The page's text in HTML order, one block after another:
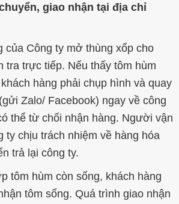
giao nhận tại địa chỉ
của Công ty mở thùng xốp cho
tra trực tiếp. Nếu thấy tôm hùm
hàng phải chụp hình và quay
Zalo/ Facebook) ngay về công
thể từ chối nhận hàng. Người vận
ty chịu trách nhiệm về hàng hóa
trả lại công ty.
tôm hùm còn sống, khách hàng
tôm sống. Quá trình giao nhận